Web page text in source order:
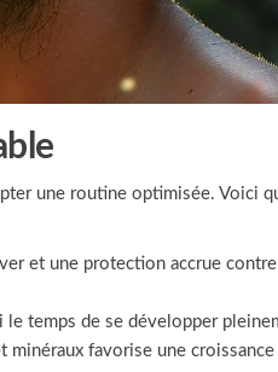
une routine optimisée. Voici
et une protection accrue
le temps de se développer
favorise une croissance